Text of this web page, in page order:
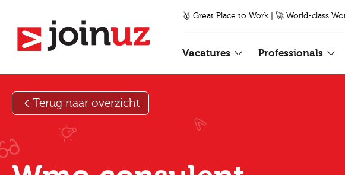
🥇 Great Place to Work | 🚀 World-class
Vacatures Professionals
Terug naar overzicht